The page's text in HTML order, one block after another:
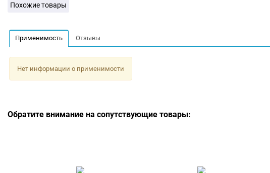
Похожие товары
Применимость Отзывы
Нет информации о применимости
Обратите внимание на сопутствующие товары: